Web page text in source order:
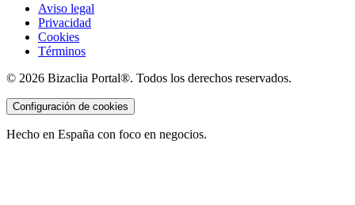
Aviso legal
Privacidad
Cookies
Términos
© 2026 Bizaclia Portal®. Todos los derechos reservados.
Configuración de cookies
Hecho en España con foco en negocios.